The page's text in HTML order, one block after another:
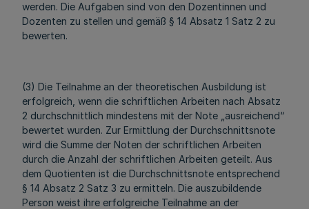
werden. Die Aufgaben sind von den Dozentinnen und
Dozenten zu stellen und gemäß § 14 Absatz 1 Satz 2 zu
bewerten.
(3) Die Teilnahme an der theoretischen Ausbildung ist
erfolgreich, wenn die schriftlichen Arbeiten nach Absatz
2 durchschnittlich mindestens mit der Note „ausreichend“
bewertet wurden. Zur Ermittlung der Durchschnittsnote
wird die Summe der Noten der schriftlichen Arbeiten
durch die Anzahl der schriftlichen Arbeiten geteilt. Aus
dem Quotienten ist die Durchschnittsnote entsprechend
§ 14 Absatz 2 Satz 3 zu ermitteln. Die auszubildende
Person weist ihre erfolgreiche Teilnahme an der